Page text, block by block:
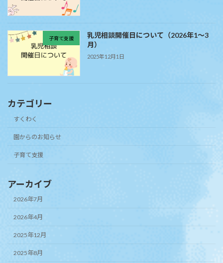
子育て支援
乳児相談開催日について（2026年1～3
月）
2025年12月1日
カテゴリー
すくわく
園からのお知らせ
子育て支援
アーカイブ
2026年7月
2026年4月
2025年12月
2025年8月